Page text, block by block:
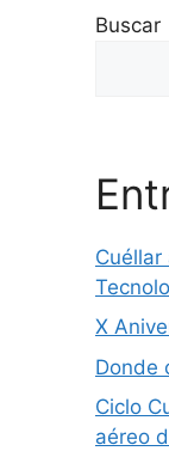
Buscar
Cuéllar
X
Donde
Ciclo
aéreo